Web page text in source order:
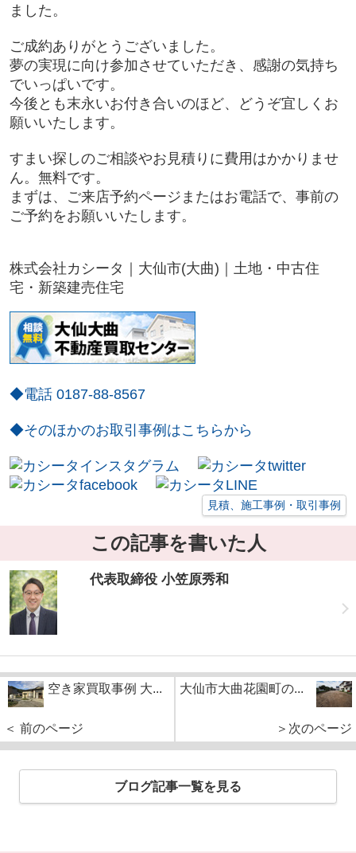
ました。
ご成約ありがとうございました。
夢の実現に向け参加させていただき、感謝の気持ち
でいっぱいです。
今後とも末永いお付き合いのほど、どうぞ宜しくお
願いいたします。
すまい探しのご相談やお見積りに費用はかかりませ
ん。無料です。
まずは、ご来店予約ページまたはお電話で、事前の
ご予約をお願いいたします。
株式会社カシータ｜大仙市(大曲)｜土地・中古住
宅・新築建売住宅
◆電話 0187-88-8567
◆そのほかのお取引事例はこちらから
見積、施工事例・取引事例
この記事を書いた人
代表取締役 小笠原秀和
空き家買取事例 大...
＜ 前のページ
大仙市大曲花園町の...
＞次のページ
ブログ記事一覧を見る